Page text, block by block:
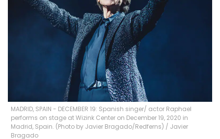
MADRID, SPAIN - DECEMBER 19: Spanish singer/ actor Raphael
performs on stage at Wizink Center on December 19, 2020 in
Madrid, Spain. (Photo by Javier Bragado/Redferns) / Javier
Bragado